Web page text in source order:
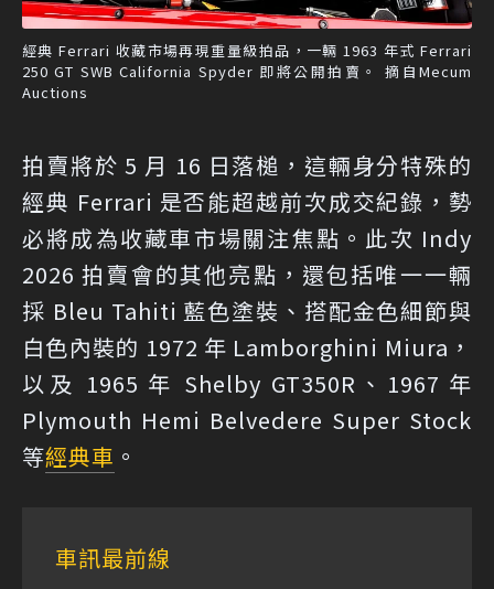
經典 Ferrari 收藏市場再現重量級拍品，一輛 1963 年式 Ferrari
250 GT SWB California Spyder 即將公開拍賣。 摘自Mecum
Auctions
拍賣將於 5 月 16 日落槌，這輛身分特殊的
經典 Ferrari 是否能超越前次成交紀錄，勢
必將成為收藏車市場關注焦點。此次 Indy
2026 拍賣會的其他亮點，還包括唯一一輛
採 Bleu Tahiti 藍色塗裝、搭配金色細節與
白色內裝的 1972 年 Lamborghini Miura，
以及 1965 年 Shelby GT350R、1967 年
Plymouth Hemi Belvedere Super Stock
等經典車 。
車訊最前線